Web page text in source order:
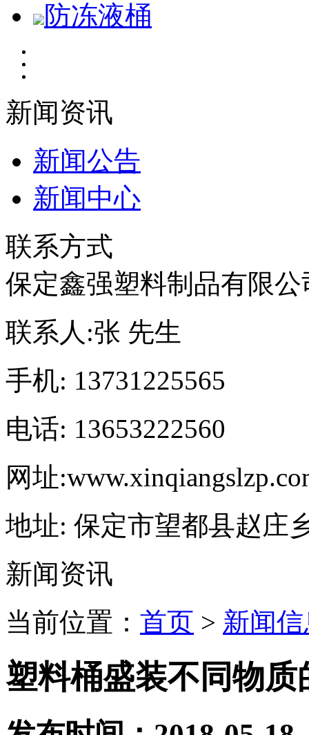
防冻液桶
新闻资讯
新闻公告
新闻中心
联系方式
保定鑫强塑料制品有限公
联系人:张 先生
手机: 13731225565
电话: 13653222560
网址:
地址: 保定市望都县赵庄
新闻资讯
当前位置： 首页 > 新闻
塑料桶盛装不同物